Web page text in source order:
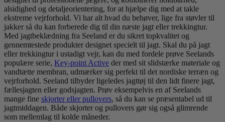
alsidighed og detaljeorientering, for at hjælpe dig med at takle
ekstreme vejrforhold. Vi har alt hvad du behøver, lige fra støvler til
jakker så du kan forberede dig til din næste jagt eller trekkingtur.
Med jagtbeklædning fra Seeland er du sikret topkvalitet og
gennemtestede produkter designet specielt til jagt. Skal du på jagt
eller trekkingtur i ustadigt vejr, kan du med fordele prøve Seelands
populære serie, Key-point Active der med sit slidstærke materiale og
vandtætte membran, udmærker sig perfekt til det nordiske terræn og
vejrforhold. Seeland tilbyder ligeledes jagttøj til den lidt finere jagt,
fællesjagten eller godsjagten. Prøv eksempelvis en af Seelands
mange fine skjorter eller pullovers, så du kan se præsentabel ud til
jagtmiddagen. Både skjorter og pullovers gør sig også glimrende
som mellemlag til kolde måneder.